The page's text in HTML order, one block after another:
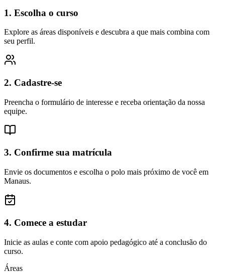
1. Escolha o curso
Explore as áreas disponíveis e descubra a que mais combina com
seu perfil.
2. Cadastre-se
Preencha o formulário de interesse e receba orientação da nossa
equipe.
3. Confirme sua matrícula
Envie os documentos e escolha o polo mais próximo de você em
Manaus.
4. Comece a estudar
Inicie as aulas e conte com apoio pedagógico até a conclusão do
curso.
Áreas